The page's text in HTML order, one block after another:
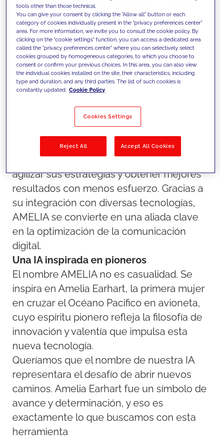
datos, automatización y creatividadpara
generar assets hiperpersonalizados en
tiempo récord, optimizando los resultados
y reduciendo la complejidad del proceso.
Más que una simple herramienta de IA,
AMELIA representa un nuevo paradigma
en la forma en que las marcas gestionan
capacidad para analizar datos, generar
marca y distribuirlo en múltiples
plataformas permite a las empresas
agilizar sus estrategias y obtener mejores
resultados con menos esfuerzo. Gracias a
su integración con diversas tecnologías,
AMELIA se convierte en una aliada clave
en la optimización de la comunicación
digital.
Una IA inspirada en pioneros
El nombre AMELIA no es casualidad. Se
inspira en Amelia Earhart, la primera mujer
en cruzar el Océano Pacifico en avioneta,
cuyo espíritu pionero refleja la filosofía de
innovación y valentía que impulsa esta
nueva tecnología.
Queríamos que el nombre de nuestra IA
representara el desafío de abrir nuevos
caminos. Amelia Earhart fue un símbolo de
avance y determinación, y eso es
exactamente lo que buscamos con esta
herramienta
tools other than those technical.
You can give your consent by clicking the "Allow all" button or each
category of cookies individually present in the "privacy preferences center"
area. For more information, we invite you to consult the cookie policy. By
clicking on the "cookie settings" function, you can access a dedicated area
called the "privacy preferences center" where you can selectively select
cookies grouped by homogeneous categories, to which you choose to
consent or confirm your previous choices. In this area, you can also view
the individual cookies installed on the site, their characteristics, including
type and duration, and any third parties. The list of such cookies is
constantly updated. Cookie Policy
Cookies Settings
Reject All Accept All Cookies